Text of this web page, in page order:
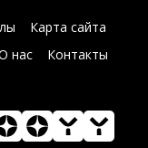
Карта сайта
нас
Контакты